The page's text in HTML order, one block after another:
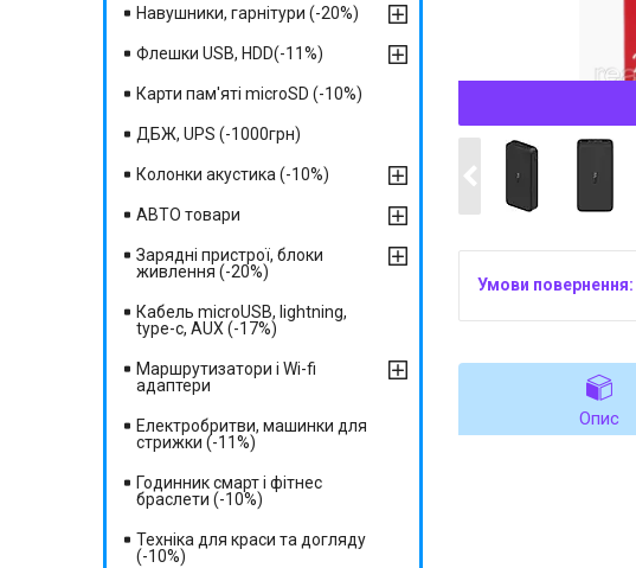
Опис
Навушники, гарнітури (-20%)
Флешки USB, HDD(-11%)
Карти пам'яті microSD (-10%)
ДБЖ, UPS (-1000грн)
Колонки акустика (-10%)
АВТО товари
Зарядні пристрої, блоки
живлення (-20%)
Кабель microUSB, lightning,
type-c, AUX (-17%)
Маршрутизатори і Wi-fi
адаптери
Електробритви, машинки для
стрижки (-11%)
Годинник смарт і фітнес
браслети (-10%)
Техніка для краси та догляду
(-10%)